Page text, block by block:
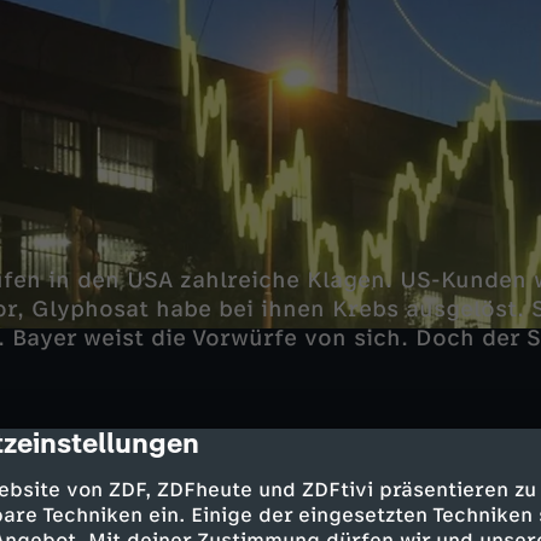
von ZDF, ZDFheute und ZDFtivi präsentieren
Techniken ein. Einige der eingesetzten
in den USA zahlreiche Klagen. US-Kunden
Glyphosat habe bei ihnen Krebs ausgelöst.
Bayer weist die Vorwürfe von sich. Doch der
unter Druck
Millionen-Entschädigungen und Kursverluste: